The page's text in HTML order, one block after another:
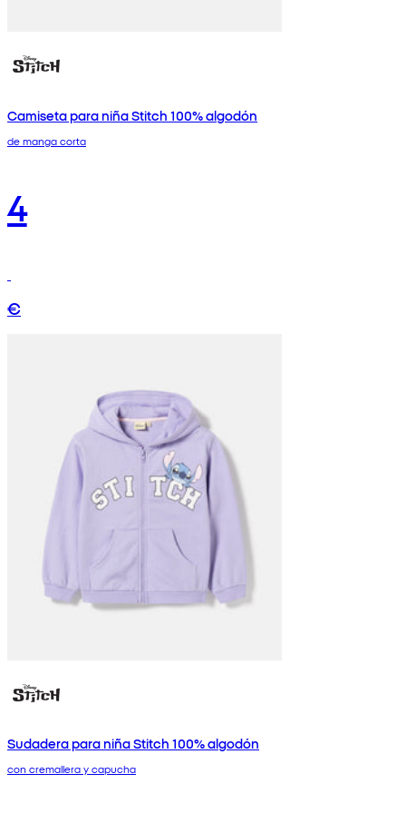
Camiseta para niña Stitch 100% algodón
de manga corta
4
€
Sudadera para niña Stitch 100% algodón
con cremallera y capucha